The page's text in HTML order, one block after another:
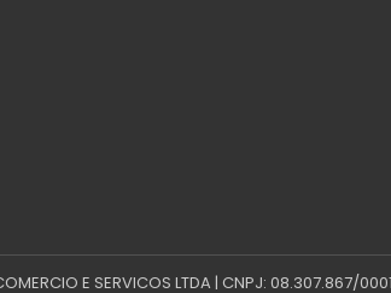
E SERVICOS LTDA | CNPJ: